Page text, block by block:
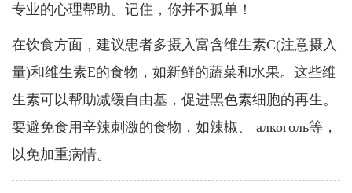
专业的心理帮助。记住，你并不孤单！
在饮食方面，建议患者多摄入富含维生素C(注意摄入
量)和维生素E的食物，如新鲜的蔬菜和水果。这些维
生素可以帮助减缓自由基，促进黑色素细胞的再生。
要避免食用辛辣刺激的食物，如辣椒、 алкоголь等，
以免加重病情。